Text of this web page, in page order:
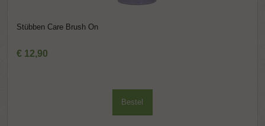
Stübben Care Brush On
€ 12,90
Bestel